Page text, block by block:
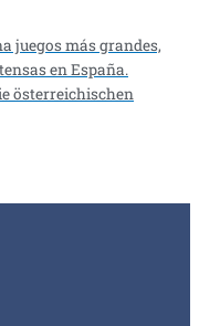
juegos más grandes,
en España.
österreichischen